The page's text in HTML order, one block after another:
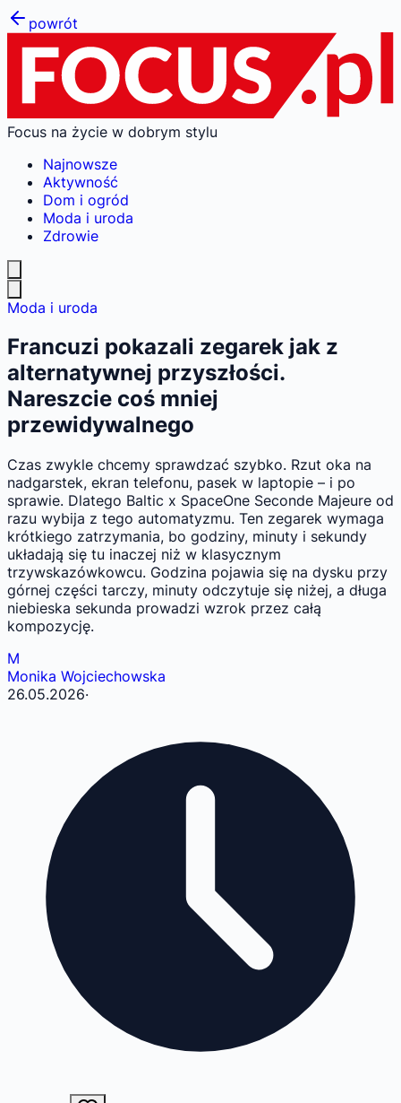
powrót
Focus na życie w dobrym stylu
Najnowsze
Aktywność
Dom i ogród
Moda i uroda
Zdrowie
Moda i uroda
Francuzi pokazali zegarek jak z
alternatywnej przyszłości.
Nareszcie coś mniej
przewidywalnego
Czas zwykle chcemy sprawdzać szybko. Rzut oka na
nadgarstek, ekran telefonu, pasek w laptopie – i po
sprawie. Dlatego Baltic x SpaceOne Seconde Majeure od
razu wybija z tego automatyzmu. Ten zegarek wymaga
krótkiego zatrzymania, bo godziny, minuty i sekundy
układają się tu inaczej niż w klasycznym
trzywskazówkowcu. Godzina pojawia się na dysku przy
górnej części tarczy, minuty odczytuje się niżej, a długa
niebieska sekunda prowadzi wzrok przez całą
kompozycję.
M
Monika Wojciechowska
26.05.2026·